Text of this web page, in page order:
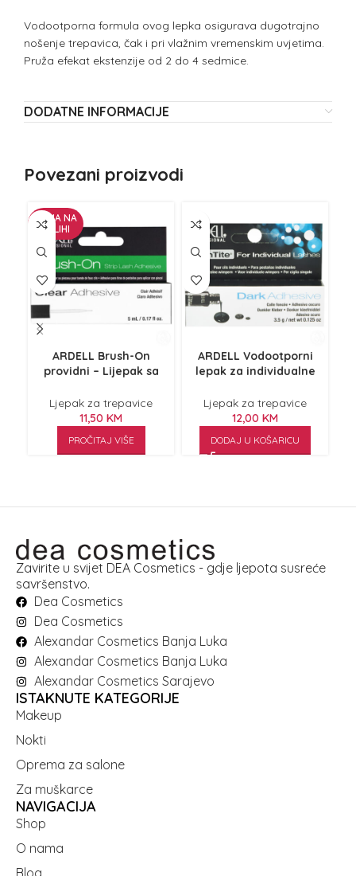
Vodootporna formula ovog lepka osigurava dugotrajno
nošenje trepavica, čak i pri vlažnim vremenskim uvjetima.
Pruža efekat ekstenzije od 2 do 4 sedmice.
DODATNE INFORMACIJE
Povezani proizvodi
NEMA NA
ZALIHI
ARDELL Brush-On
providni – Lijepak sa
Ljepak za trepavice
11,50 KM
PROČITAJ VIŠE
ARDELL Vodootporni
lepak za individualne
Ljepak za trepavice
12,00 KM
DODAJ U KOŠARICU
Zavirite u svijet DEA Cosmetics - gdje ljepota susreće
savršenstvo.
Dea Cosmetics
Dea Cosmetics
Alexandar Cosmetics Banja Luka
Alexandar Cosmetics Banja Luka
Alexandar Cosmetics Sarajevo
ISTAKNUTE KATEGORIJE
Makeup
Nokti
Oprema za salone
Za muškarce
NAVIGACIJA
Shop
O nama